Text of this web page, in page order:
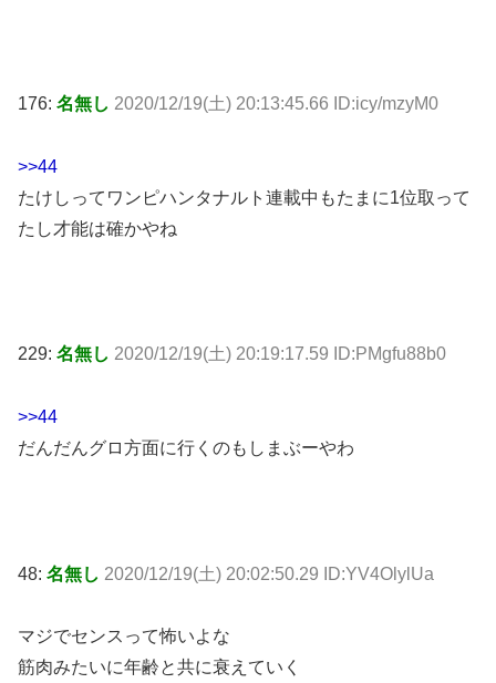
176: 名無し 2020/12/19(土) 20:13:45.66 ID:icy/mzyM0
>>44
たけしってワンピハンタナルト連載中もたまに1位取って
たし才能は確かやね
229: 名無し 2020/12/19(土) 20:19:17.59 ID:PMgfu88b0
>>44
だんだんグロ方面に行くのもしまぶーやわ
48: 名無し 2020/12/19(土) 20:02:50.29 ID:YV4OlylUa
マジでセンスって怖いよな
筋肉みたいに年齢と共に衰えていく